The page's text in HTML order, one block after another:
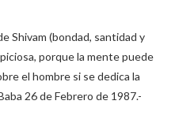
Shivam (bondad, santidad y
porque la mente puede
el hombre si se dedica la
26 de Febrero de 1987.-